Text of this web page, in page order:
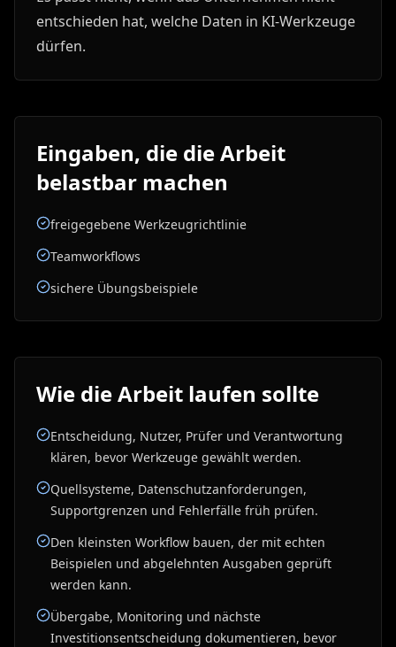
entschieden hat, welche Daten in KI-Werkzeuge
dürfen.
Eingaben, die die Arbeit
belastbar machen
freigegebene Werkzeugrichtlinie
Teamworkflows
sichere Übungsbeispiele
Wie die Arbeit laufen sollte
Entscheidung, Nutzer, Prüfer und Verantwortung
klären, bevor Werkzeuge gewählt werden.
Quellsysteme, Datenschutzanforderungen,
Supportgrenzen und Fehlerfälle früh prüfen.
Den kleinsten Workflow bauen, der mit echten
Beispielen und abgelehnten Ausgaben geprüft
werden kann.
Übergabe, Monitoring und nächste
Investitionsentscheidung dokumentieren, bevor